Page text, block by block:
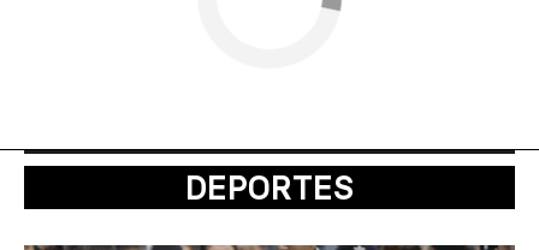
DEPORTES